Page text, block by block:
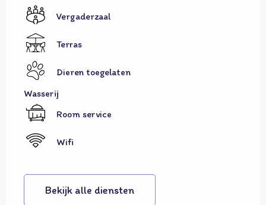
Vergaderzaal
Terras
Dieren toegelaten
Wasserij
Room service
Wifi
Bekijk alle diensten